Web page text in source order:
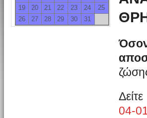
19
20 21 22 23 24
25
26
27 28 29 30 31
04-